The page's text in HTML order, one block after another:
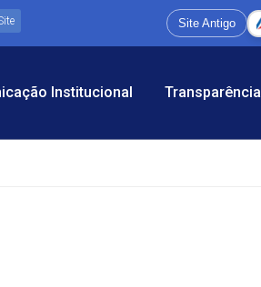
Site Antigo
Institucional Transparência